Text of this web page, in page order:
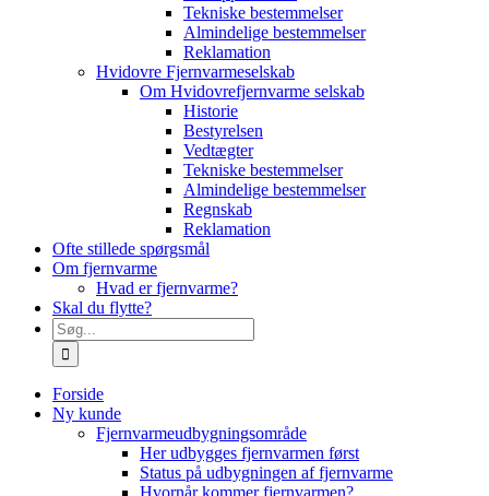
Tekniske bestemmelser
Almindelige bestemmelser
Reklamation
Hvidovre Fjernvarmeselskab
Om Hvidovrefjernvarme selskab
Historie
Bestyrelsen
Vedtægter
Tekniske bestemmelser
Almindelige bestemmelser
Regnskab
Reklamation
Ofte stillede spørgsmål
Om fjernvarme
Hvad er fjernvarme?
Skal du flytte?
Søg
efter:
Forside
Ny kunde
Fjernvarmeudbygningsområde
Her udbygges fjernvarmen først
Status på udbygningen af fjernvarme
Hvornår kommer fjernvarmen?